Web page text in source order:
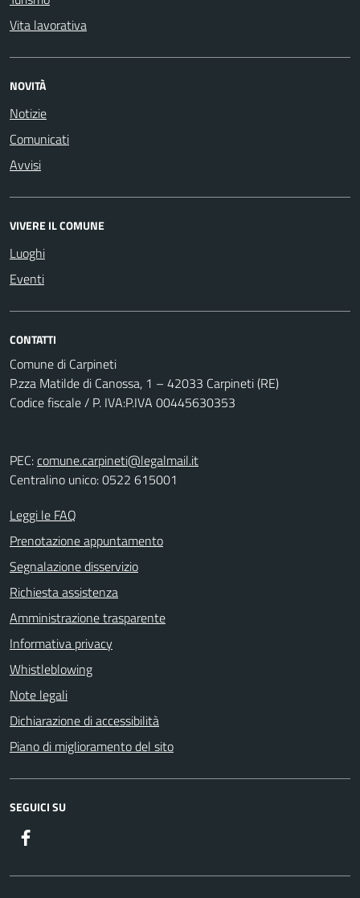
Vita lavorativa
NOVITÀ
Notizie
Comunicati
Avvisi
VIVERE IL COMUNE
Luoghi
Eventi
CONTATTI
Comune di Carpineti
P.zza Matilde di Canossa, 1 – 42033 Carpineti (RE)
Codice fiscale / P. IVA:P.IVA 00445630353
PEC:comune.carpineti@legalmail.it
Centralino unico: 0522 615001
Leggi le FAQ
Prenotazione appuntamento
Segnalazione disservizio
Richiesta assistenza
Amministrazione trasparente
Informativa privacy
Whistleblowing
Note legali
Dichiarazione di accessibilità
Piano di miglioramento del sito
SEGUICI SU